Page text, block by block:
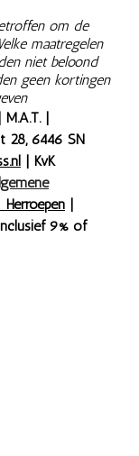
om de
maatregelen
niet beloond
geen kortingen
| M.A.T. |
28, 6446 SN
| KvK
9% of